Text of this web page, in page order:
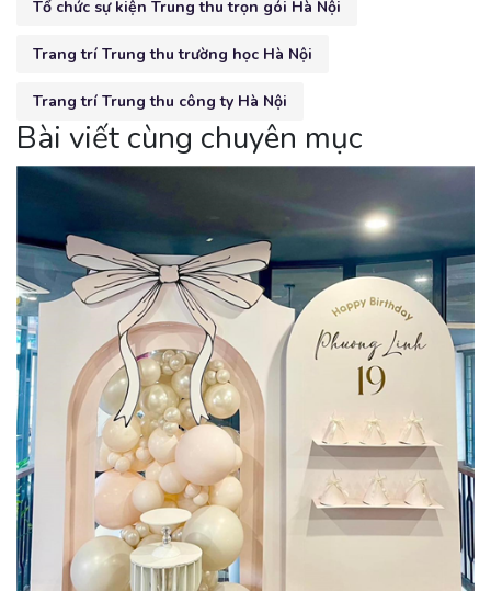
Tổ chức sự kiện Trung thu trọn gói Hà Nội
Trang trí Trung thu trường học Hà Nội
Trang trí Trung thu công ty Hà Nội
Bài viết cùng chuyên mục